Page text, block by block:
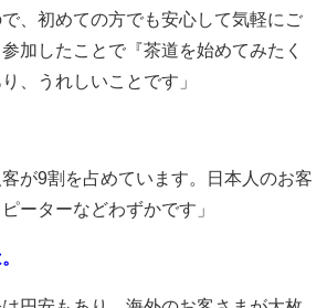
、初めての方でも安心して気軽にご
加したことで『茶道を始めてみたく
、うれしいことです」
が9割を占めています。日本人のお客
ーターなどわずかです」